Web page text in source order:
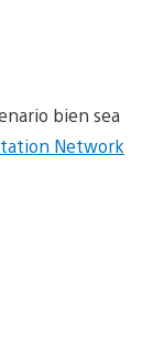
bien sea
Network